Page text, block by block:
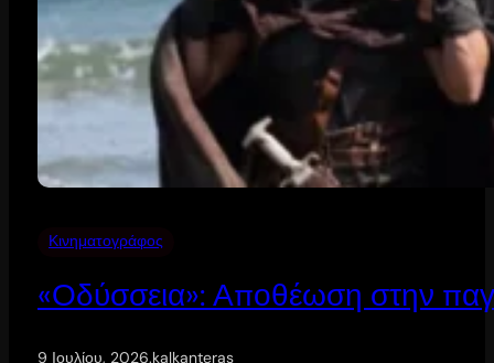
Κινηματογράφος
«Οδύσσεια»: Αποθέωση στην
9 Ιουλίου, 2026.kalkanteras